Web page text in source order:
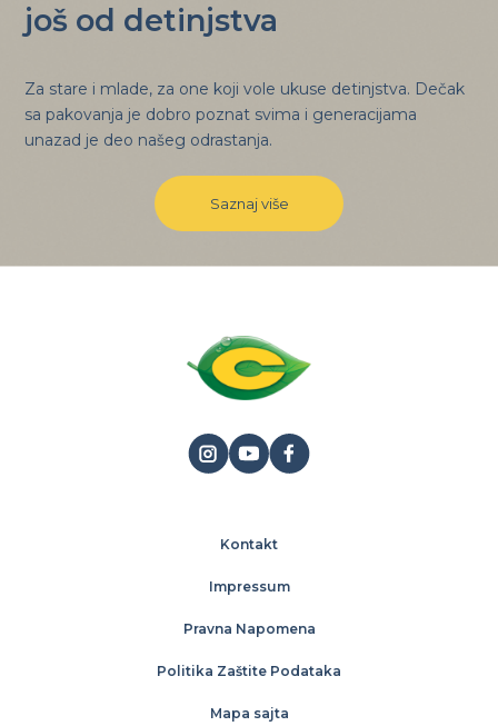
još od detinjstva
Za stare i mlade, za one koji vole ukuse detinjstva. Dečak
sa pakovanja je dobro poznat svima i generacijama
unazad je deo našeg odrastanja.
Saznaj više
Kontakt
Impressum
Pravna Napomena
Politika Zaštite Podataka
Mapa sajta